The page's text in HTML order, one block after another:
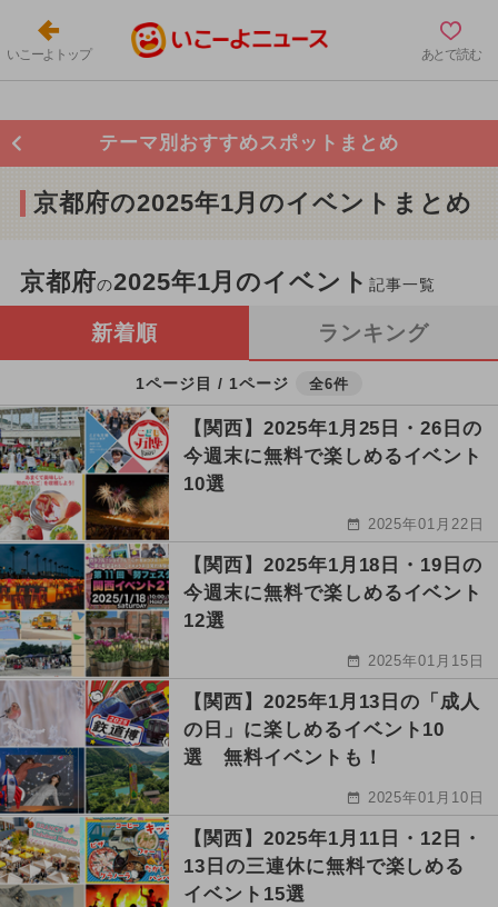
いこーよトップ あとで読む
テーマ別おすすめスポットまとめ
京都府の2025年1月のイベントまとめ
京都府の2025年1月のイベント記事一覧
新着順 ランキング
1ページ目 / 1ページ 全6件
【関西】2025年1月25日・26日の
今週末に無料で楽しめるイベント
10選
2025年01月22日
【関西】2025年1月18日・19日の
今週末に無料で楽しめるイベント
12選
2025年01月15日
【関西】2025年1月13日の「成人
の日」に楽しめるイベント10
選 無料イベントも！
2025年01月10日
【関西】2025年1月11日・12日・
13日の三連休に無料で楽しめる
イベント15選